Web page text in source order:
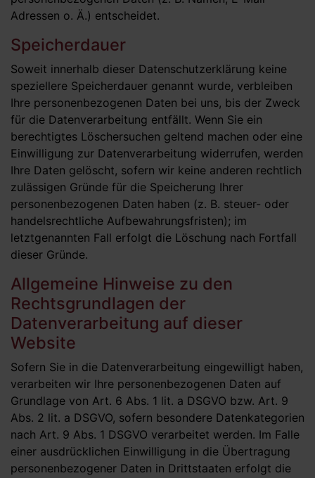
Adressen o. Ä.) entscheidet.
Speicherdauer
Soweit innerhalb dieser Datenschutzerklärung keine
speziellere Speicherdauer genannt wurde, verbleiben
Ihre personenbezogenen Daten bei uns, bis der Zweck
für die Datenverarbeitung entfällt. Wenn Sie ein
berechtigtes Löschersuchen geltend machen oder eine
Einwilligung zur Datenverarbeitung widerrufen, werden
Ihre Daten gelöscht, sofern wir keine anderen rechtlich
zulässigen Gründe für die Speicherung Ihrer
personenbezogenen Daten haben (z. B. steuer- oder
handelsrechtliche Aufbewahrungsfristen); im
letztgenannten Fall erfolgt die Löschung nach Fortfall
dieser Gründe.
Allgemeine Hinweise zu den
Rechtsgrundlagen der
Datenverarbeitung auf dieser
Website
Sofern Sie in die Datenverarbeitung eingewilligt haben,
verarbeiten wir Ihre personenbezogenen Daten auf
Grundlage von Art. 6 Abs. 1 lit. a DSGVO bzw. Art. 9
Abs. 2 lit. a DSGVO, sofern besondere Datenkategorien
nach Art. 9 Abs. 1 DSGVO verarbeitet werden. Im Falle
einer ausdrücklichen Einwilligung in die Übertragung
personenbezogener Daten in Drittstaaten erfolgt die